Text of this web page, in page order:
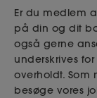
timer.
Er du medlem
på din og dit
også gerne
underskrives
overholdt.
besøge vores